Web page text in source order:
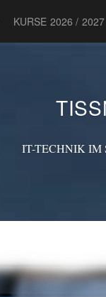
KURSE 2026 / 2027
IT-TECHNIK IM